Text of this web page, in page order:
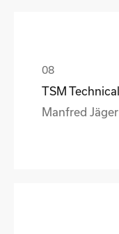
Manfred Jäger